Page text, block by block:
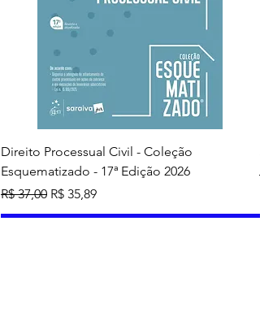
Direito Processual Civil - Coleção
Esquematizado - 17ª Edição 2026
Preço normal
R$ 37,00 Preço promocional
R$ 35,89